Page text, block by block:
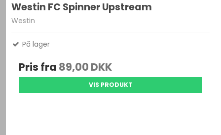
Westin FC Spinner Upstream
Westin
På lager
Pris fra 89,00 DKK
VIS PRODUKT